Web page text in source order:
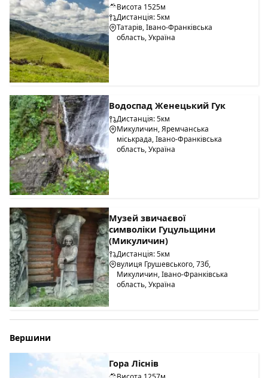
Висота 1525м
Дистанція: 5км
Татарів, Івано-Франківська
область, Україна
Водоспад Женецький Гук
Дистанція: 5км
Микуличин, Яремчанська
міськрада, Івано-Франківська
область, Україна
Музей звичаєвої
символіки Гуцульщини
(Микуличин)
Дистанція: 5км
вулиця Грушевського, 73б,
Микуличин, Івано-Франківська
область, Україна
Вершини
Гора Ліснів